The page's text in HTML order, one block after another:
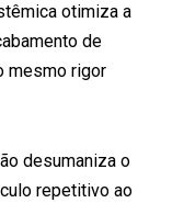
otimiza a
de
mesmo rigor
desumaniza o
repetitivo ao